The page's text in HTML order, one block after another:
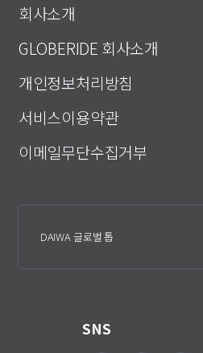
회사소개
GLOBERIDE 회사소개
개인정보처리방침
서비스이용약관
이메일무단수집거부
DAIWA 글로벌 톱
SNS